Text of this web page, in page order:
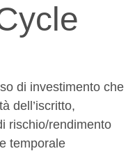
di investimento che
dell’iscritto,
rischio/rendimento
temporale